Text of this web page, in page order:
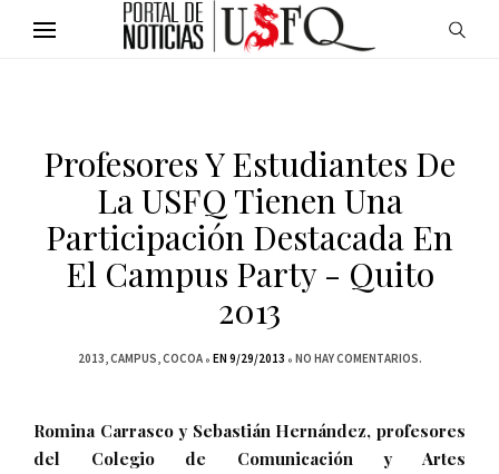
Profesores Y Estudiantes De
La USFQ Tienen Una
Participación Destacada En
El Campus Party - Quito
2013
2013 CAMPUS COCOA EN 9/29/2013 NO HAY COMENTARIOS.
Romina Carrasco y Sebastián Hernández, profesores
del Colegio de Comunicación y Artes